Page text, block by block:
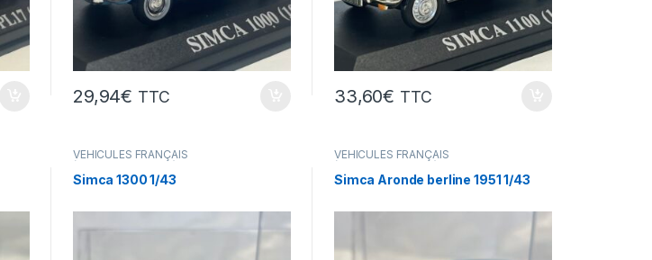
29,94€ TTC 33,60€ TTC
VÉHICULES FRANÇAIS
(voitures,camions...)
Simca 1300 1/43
VÉHICULES FRANÇAIS
(voitures,camions...)
Simca Aronde berline 1951 1/43